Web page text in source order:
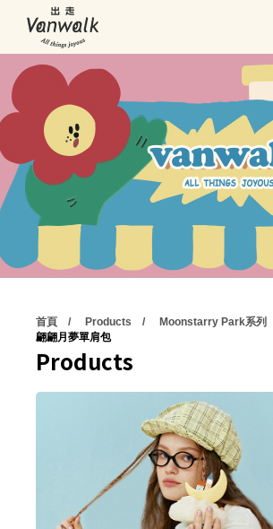
首頁 Products
Moonstarry Park系列
翩翩月夢單肩包
Products